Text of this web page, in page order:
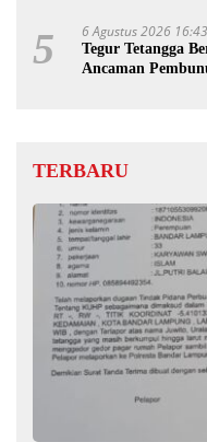
5 6 Agustus 2026 16:43
Tegur Tetangga
Ancaman
TERBARU